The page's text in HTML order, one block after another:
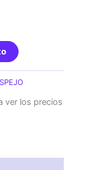
ver los precios